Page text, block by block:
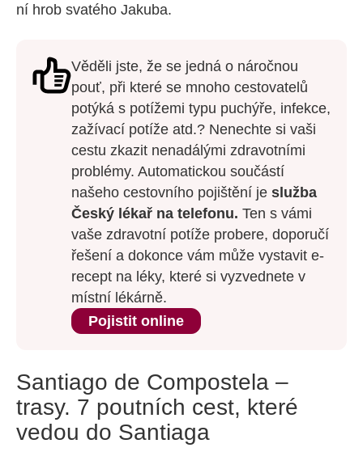
ní hrob svatého Jakuba.
Věděli jste, že se jedná o náročnou
pouť, při které se mnoho cestovatelů
potýká s potížemi typu puchýře, infekce,
zažívací potíže atd.? Nenechte si vaši
cestu zkazit nenadálými zdravotními
problémy. Automatickou součástí
našeho cestovního pojištění je služba
Český lékař na telefonu. Ten s vámi
vaše zdravotní potíže probere, doporučí
řešení a dokonce vám může vystavit e-
recept na léky, které si vyzvednete v
místní lékárně.
Pojistit online
Santiago de Compostela –
trasy. 7 poutních cest, které
vedou do Santiaga